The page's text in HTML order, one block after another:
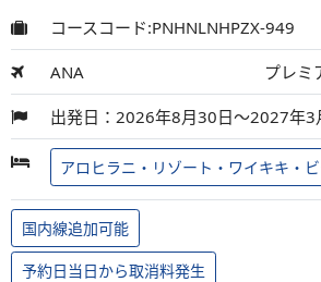
コースコード:PNHNLNHPZX-949
ANA プレミ
出発日：2026年8月30日～2027年3
アロヒラニ・リゾート・ワイキキ・
国内線追加可能
予約日当日から取消料発生